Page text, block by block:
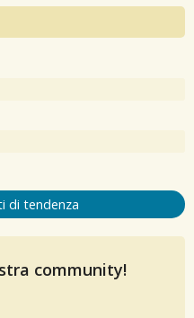
di tendenza
community!